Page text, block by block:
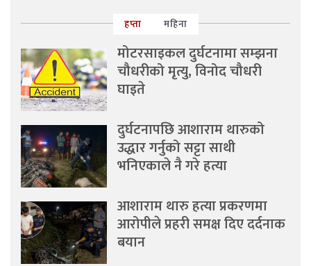
हप्ता महिना
मोटरसाइकल दुर्घटनामा सम्झना
चौधरीको मृत्यु, विनोद चौधरी
घाइते
दुर्घटनापछि आशाराम थारुको
उद्धार गर्नुको सट्टा साथी
भनिएकाले नै गरे हत्या
आशाराम थारु हत्या प्रकरणमा
आरोपीले प्रहरी समक्ष दिए दर्दनाक
बयान